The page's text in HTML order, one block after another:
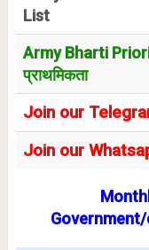
List
Army Bharti
प्राथमिकता
Join our
Join our